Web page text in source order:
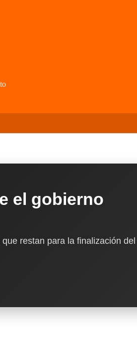
el gobierno
restan para la finalización del